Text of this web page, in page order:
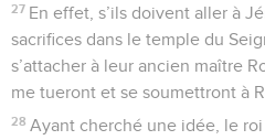
27 En effet, s’ils doivent aller à
sacrifices dans le temple du
s’attacher à leur ancien maître
me tueront et se soumettront à
28 Ayant cherché une idée, le